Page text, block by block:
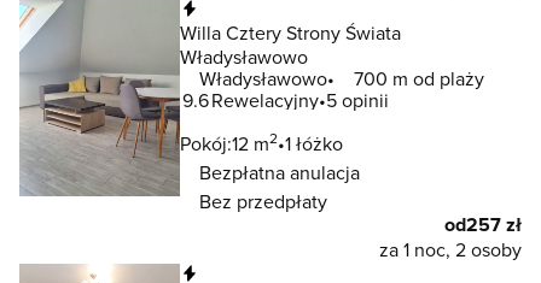
Willa Cztery Strony Świata
Władysławowo
Władysławowo
700 m od plaży
9.6Rewelacyjny 5 opinii
Pokój:12 m2 1 łóżko
Bezpłatna anulacja
Bez przedpłaty
od257 zł
za 1 noc, 2 osoby